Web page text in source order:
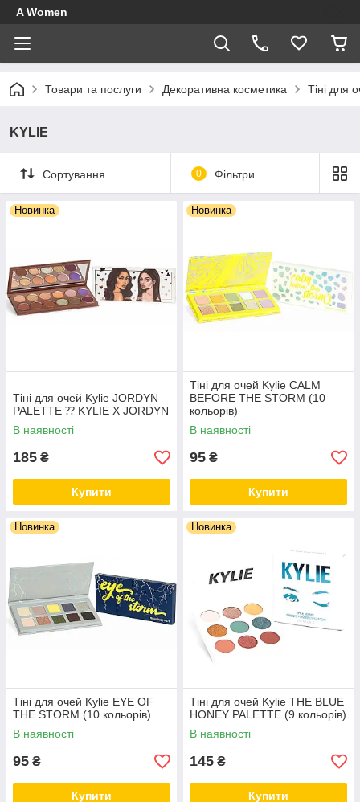
A Women
Товари та послуги Декоративна косметика Тіні для
KYLIE
Сортування 0 Фільтри
Новинка
Тіні для очей Kylie JORDYN
PALETTE ⁇ KYLIE X JORDYN
В наявності
185 ₴
Купити
Новинка
Тіні для очей Kylie CALM
BEFORE THE STORM (10
кольорів)
В наявності
95 ₴
Купити
Новинка
Тіні для очей Kylie EYE OF
THE STORM (10 кольорів)
В наявності
95 ₴
Купити
Новинка
Тіні для очей Kylie THE BLUE
HONEY PALETTE (9 кольорів)
В наявності
145 ₴
Купити